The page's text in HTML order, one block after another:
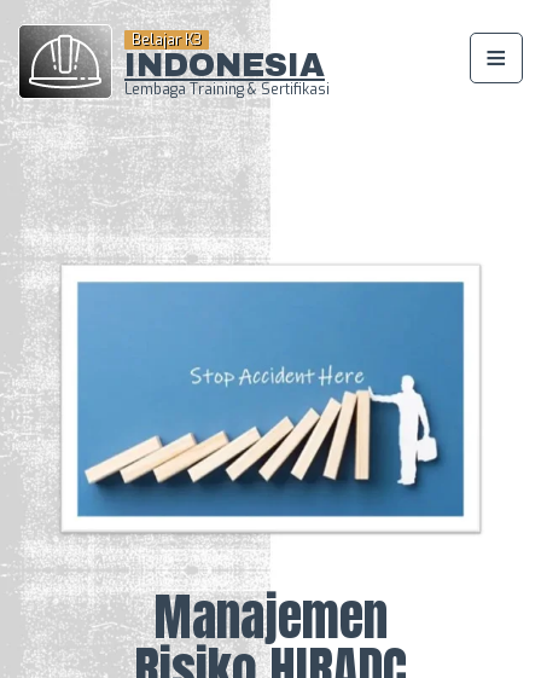
Belajar K3
INDONESIA
Lembaga Training & Sertifikasi
Beranda
Company Profile
Training K3 Sertifikasi BNSP
Training K3 Migas dan
Pertambangan Sertifikasi BNSP
Daftar Pelatihan Sertifikasi
Kemnaker
Manajemen